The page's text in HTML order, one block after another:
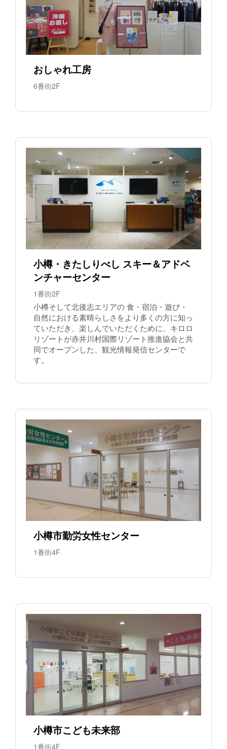
おしゃれ工房
6番街2F
小樽・きたしりべし スキー＆アドベ
ンチャーセンター
1番街2F
小樽そして北後志エリアの 食・宿泊・遊び・
自然における素晴らしさをより多くの方に知っ
ていただき、楽しんでいただくために、キロロ
リゾートが赤井川村国際リゾート推進協会と共
同でオープンした、観光情報発信センターで
す。
小樽市勤労女性センター
1番街4F
小樽市こども未来部
1番街4F